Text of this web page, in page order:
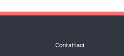
Contattaci